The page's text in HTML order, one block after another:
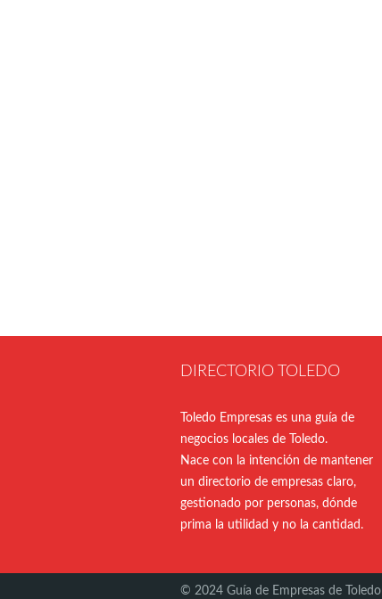
DIRECTORIO TOLEDO
Toledo Empresas es una guía de
negocios locales de Toledo.
Nace con la intención de mantener
un directorio de empresas claro,
gestionado por personas, dónde
prima la utilidad y no la cantidad.
© 2024 Guía de Empresas de Toledo